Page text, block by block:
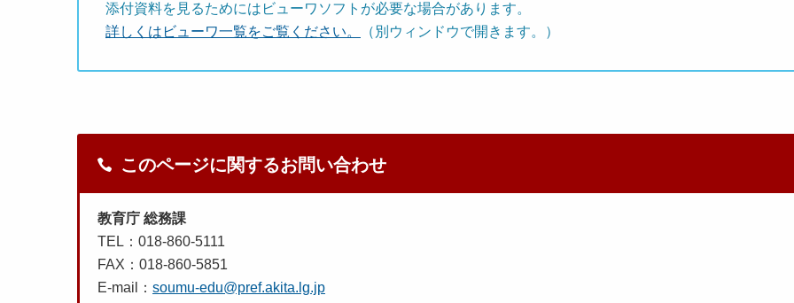
添付資料を見るためにはビューワソフトが必要な場合があります。
詳しくはビューワ一覧をご覧ください。
（別ウィンドウで開きます。）
このページに関するお問い合わせ
教育庁 総務課
TEL：018-860-5111
FAX：018-860-5851
E-mail： soumu-edu@pref.akita.lg.jp